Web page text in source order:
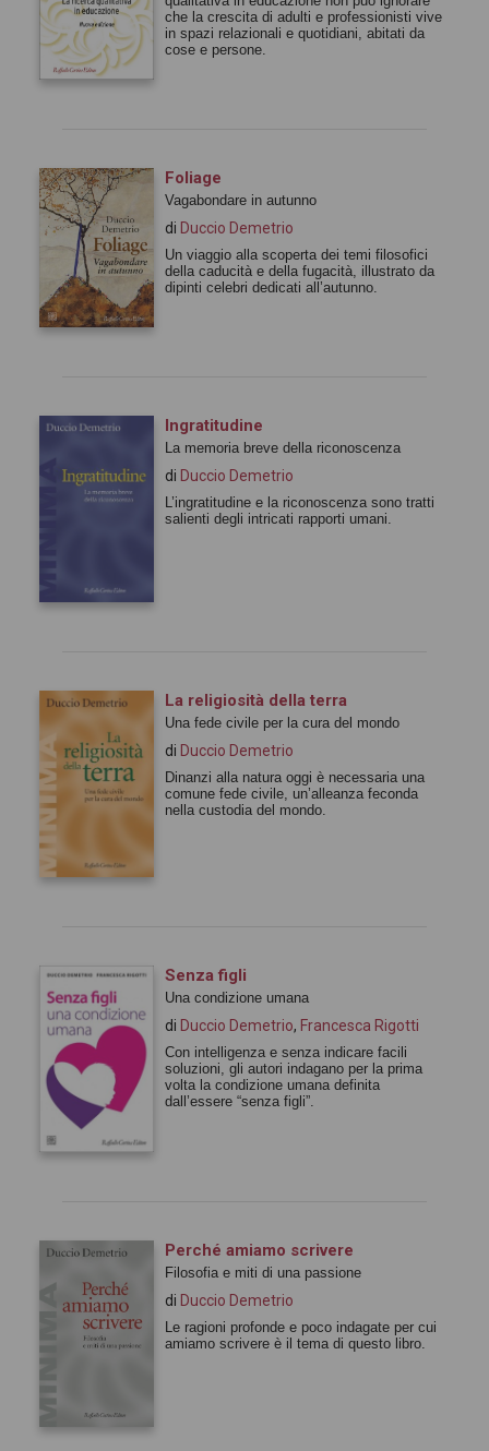
che la crescita di adulti e professionisti vive
in spazi relazionali e quotidiani, abitati da
cose e persone.
Foliage
Vagabondare in autunno
di Duccio Demetrio
Un viaggio alla scoperta dei temi filosofici
della caducità e della fugacità, illustrato da
dipinti celebri dedicati all’autunno.
Ingratitudine
La memoria breve della riconoscenza
di Duccio Demetrio
L’ingratitudine e la riconoscenza sono tratti
salienti degli intricati rapporti umani.
La religiosità della terra
Una fede civile per la cura del mondo
di Duccio Demetrio
Dinanzi alla natura oggi è necessaria una
comune fede civile, un’alleanza feconda
nella custodia del mondo.
Senza figli
Una condizione umana
di Duccio Demetrio, Francesca Rigotti
Con intelligenza e senza indicare facili
soluzioni, gli autori indagano per la prima
volta la condizione umana definita
dall’essere “senza figli”.
Perché amiamo scrivere
Filosofia e miti di una passione
di Duccio Demetrio
Le ragioni profonde e poco indagate per cui
amiamo scrivere è il tema di questo libro.